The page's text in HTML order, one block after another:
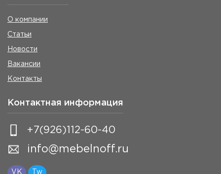
О компании
Статьи
Новости
Вакансии
Контакты
Контактная информация
+7(926)112-60-40
info@mebelnoff.ru
VK Tw